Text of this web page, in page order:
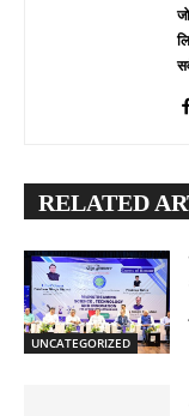
RELATED
UNCATEGORIZED